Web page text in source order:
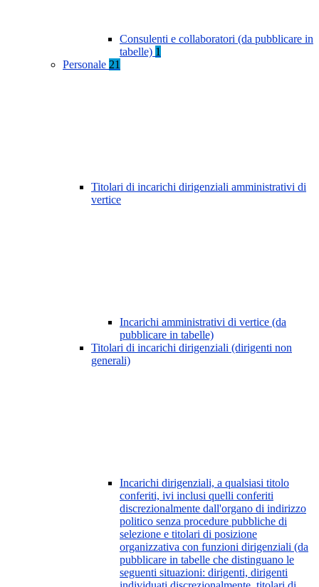
Consulenti e collaboratori (da pubblicare in
tabelle) 1
Personale 21
Titolari di incarichi dirigenziali amministrativi di
vertice
Incarichi amministrativi di vertice (da
pubblicare in tabelle)
Titolari di incarichi dirigenziali (dirigenti non
generali)
Incarichi dirigenziali, a qualsiasi titolo
conferiti, ivi inclusi quelli conferiti
discrezionalmente dall'organo di indirizzo
politico senza procedure pubbliche di
selezione e titolari di posizione
organizzativa con funzioni dirigenziali (da
pubblicare in tabelle che distinguano le
seguenti situazioni: dirigenti, dirigenti